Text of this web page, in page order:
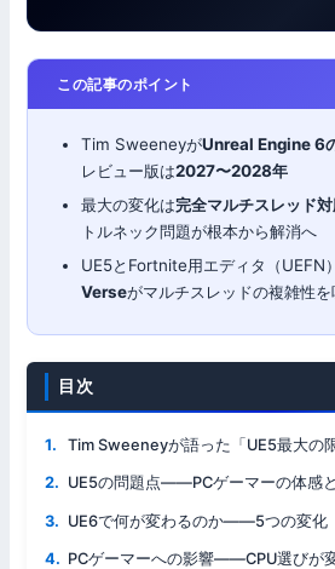
この記事のポイント
Tim SweeneyがUnreal Engine 6
レビュー版は2027〜2028年
最大の変化は完全マルチスレッド
トルネック問題が根本から解消へ
UE5とFortnite用エディタ（UEFN
Verseがマルチスレッドの複雑性を
目次
Tim Sweeneyが語った「UE5最大の限
UE5の問題点——PCゲーマーの体感
UE6で何が変わるのか——5つの変化
PCゲーマーへの影響——CPU選びが